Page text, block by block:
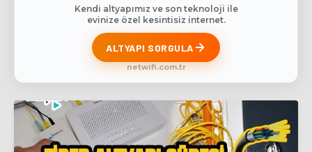
Kendi altyapımız ve son teknoloji ile
evinize özel kesintisiz internet.
ALTYAPI SORGULA
netwifi.com.tr